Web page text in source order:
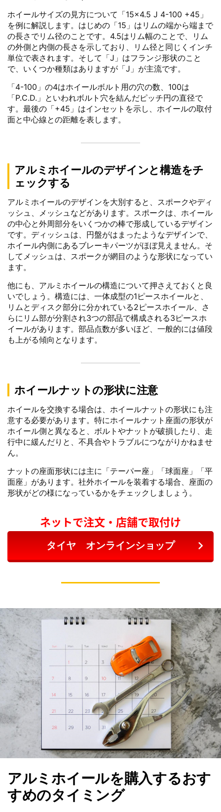
ホイールサイズの見方について「15×4.5 J 4-100 +45」
を例に解説します。はじめの「15」はリムの端から端まで
の長さでリム径のことです。4.5はリム幅のことで、リム
の外側と内側の長さを示しており、リム径と同じくインチ
単位で表されます。そして「J」はフランジ形状のこと
で、いくつか種類はありますが「J」が主流です。
「4-100」の4はホイールボルト用の穴の数、100は
「P.C.D.」といわれボルト穴を結んだピッチ円の直径で
す。最後の「+45」はインセットを示し、ホイールの取付
面と中心線との距離を表します。
アルミホイールのデザインと構造をチ
ェックする
アルミホイールのデザインを大別すると、スポークやディ
ッシュ、メッシュなどがあります。スポークは、ホイール
の中心と外周部分をいくつかの棒で形成しているデザイン
です。ディッシュは、円盤がはまったようなデザインで、
ホイール内側にあるブレーキパーツがほぼ見えません。そ
してメッシュは、スポークが網目のような形状になってい
ます。
他にも、アルミホイールの構造について押さえておくと良
いでしょう。構造には、一体成型の1ピースホイールと、
リムとディスク部分に分かれている2ピースホイール、さ
らにリム部が分割され3つの部品で構成される3ピースホ
イールがあります。部品点数が多いほど、一般的には値段
も上がる傾向となります。
ホイールナットの形状に注意
ホイールを交換する場合は、ホイールナットの形状にも注
意する必要があります。特にホイールナット座面の形状が
ホイール側と異なると、ボルトやナットが破損したり、走
行中に緩んだりと、不具合やトラブルにつながりかねませ
ん。
ナットの座面形状には主に「テーパー座」「球面座」「平
面座」があります。社外ホイールを装着する場合、座面の
形状がどの様になっているかをチェックしましょう。
ネットで注文・店舗で取付け
タイヤ オンラインショップ
アルミホイールを購入するおす
すめのタイミング